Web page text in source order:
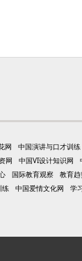
网 中国演讲与口才训练
网 中国VI设计知识网
国际教育观察 教育
练 中国爱情文化网 学